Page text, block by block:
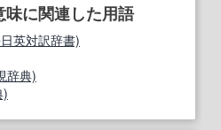
味に関連した用語
英対訳辞書)
辞典)
)